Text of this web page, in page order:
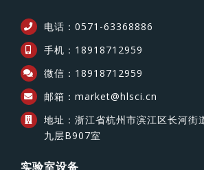
电话：0571-63368886
手机：18918712959
微信：18918712959
邮箱：market@hlsci.cn
地址：浙江省杭州市滨江区长河街
九层B907室
实验室设备